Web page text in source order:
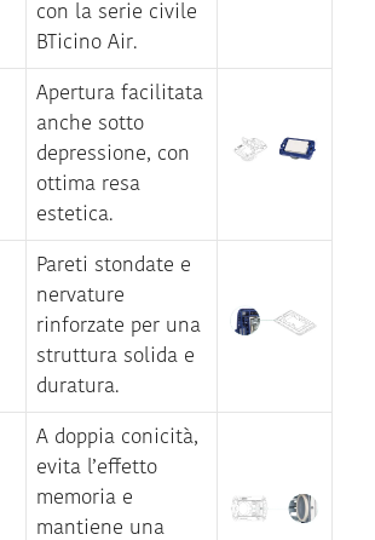
con la serie civile
BTicino Air.
Apertura facilitata
anche sotto
depressione, con
ottima resa
estetica.
Pareti stondate e
nervature
rinforzate per una
struttura solida e
duratura.
A doppia conicità,
evita l’effetto
memoria e
mantiene una